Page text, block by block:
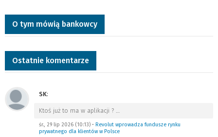
O tym mówią bankowcy
Ostatnie komentarze
SK:
Ktoś już to ma w aplikacji ? …
śr., 29 lip 2026 (10:13) • Revolut wprowadza fundusze rynku
prywatnego dla klientów w Polsce